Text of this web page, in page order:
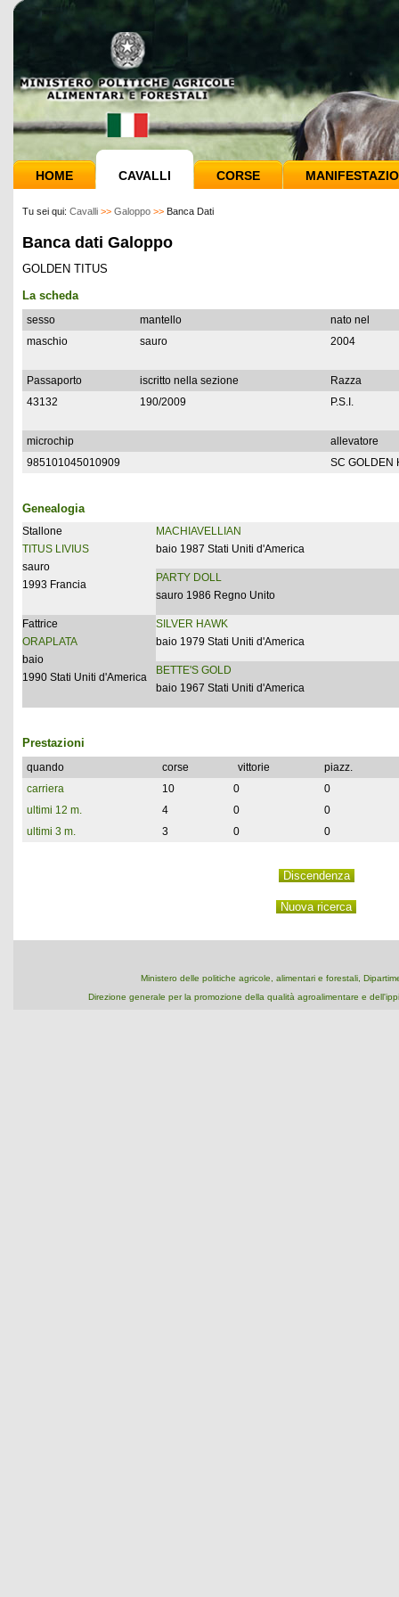
HOME CAVALLI CORSE
Tu sei qui: Cavalli >> Galoppo >> Banca Dati
Banca dati Galoppo
GOLDEN TITUS
La scheda
sesso mantello
nato nel
maschio
sauro 2004
Passaporto iscritto nella sezione
Razza
43132
190/2009 P.S.I.
microchip
allevatore
985101045010909
SC GOLDEN
Genealogia
Stallone
TITUS LIVIUS
sauro
1993 Francia
MACHIAVELLIAN
baio 1987 Stati Uniti d'America
PARTY DOLL
sauro 1986 Regno Unito
Fattrice
ORAPLATA
baio
1990 Stati Uniti d'America
SILVER HAWK
baio 1979 Stati Uniti d'America
BETTE'S GOLD
baio 1967 Stati Uniti d'America
Prestazioni
quando corse vittorie
piazz.
carriera
10 0
0
ultimi 12 m.
4 0
0
ultimi 3 m.
3 0 0
Ministero delle politiche agricole, alimentari e forestali,
Direzione generale per la promozione della qualità agroalimentare e